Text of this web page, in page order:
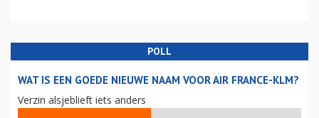
POLL
WAT IS EEN GOEDE NIEUWE NAAM VOOR AIR FRANCE-KLM?
Verzin alsjeblieft iets anders